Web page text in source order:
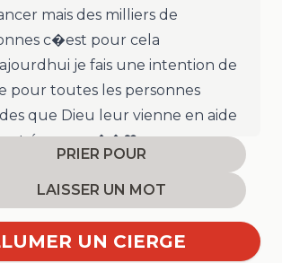
mais des milliers de
c�est pour cela
je fais une intention de
pour toutes les personnes
que Dieu leur vienne en aide
cet épreuve ��❤️
PRIER POUR
LAISSER UN MOT
UN CIERGE